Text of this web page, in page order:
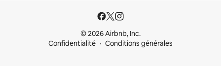
© 2026 Airbnb, Inc.
Confidentialité
Conditions générales